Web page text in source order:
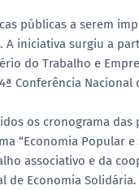
públicas a serem
A iniciativa surgiu a
do Trabalho e
Conferência
os cronograma
“Economia
associativo e da
de Economia Solidária.